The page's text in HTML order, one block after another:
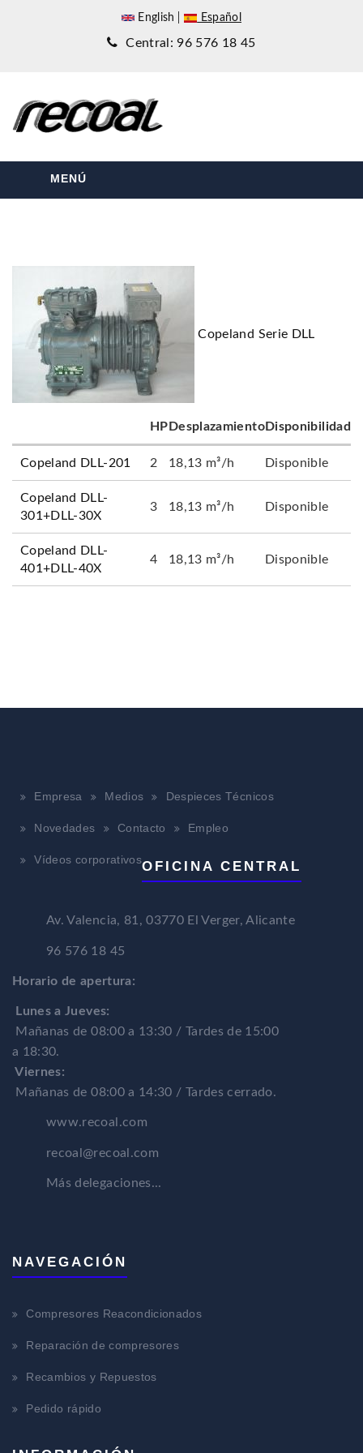
English Español
Central: 96 576 18 45
MENÚ
Copeland Serie DLL
HP DesplazamientoDisponibilidad
Copeland DLL-201 2 18,13 m³/h Disponible
Copeland DLL-
301+DLL-30X
3 18,13 m³/h Disponible
Copeland DLL-
401+DLL-40X
4 18,13 m³/h Disponible
Empresa Medios Despieces Técnicos
Novedades Contacto Empleo
Vídeos corporativosOFICINA CENTRAL
Av. Valencia, 81, 03770 El Verger, Alicante
96 576 18 45
Horario de apertura:
Lunes a Jueves:
Mañanas de 08:00 a 13:30 / Tardes de 15:00
a 18:30.
Viernes:
Mañanas de 08:00 a 14:30 / Tardes cerrado.
www.recoal.com
recoal@recoal.com
Más delegaciones...
NAVEGACIÓN
Compresores Reacondicionados
Reparación de compresores
Recambios y Repuestos
Pedido rápido